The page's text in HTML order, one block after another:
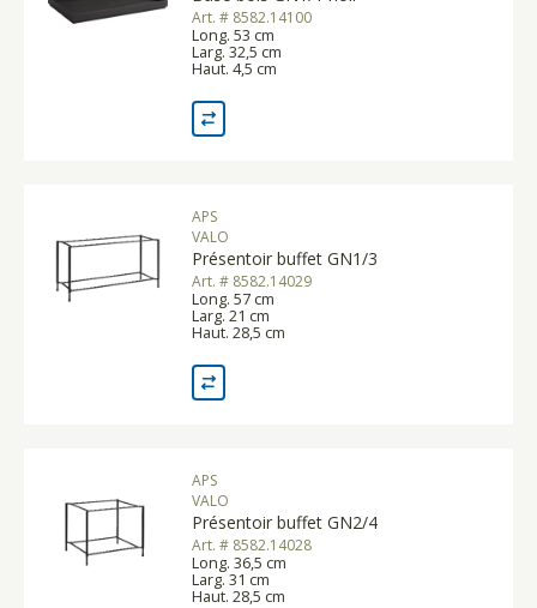
Art. # 8582.14100
Long. 53 cm
Larg. 32,5 cm
Haut. 4,5 cm
APS
VALO
Présentoir buffet GN1/3
Art. # 8582.14029
Long. 57 cm
Larg. 21 cm
Haut. 28,5 cm
APS
VALO
Présentoir buffet GN2/4
Art. # 8582.14028
Long. 36,5 cm
Larg. 31 cm
Haut. 28,5 cm